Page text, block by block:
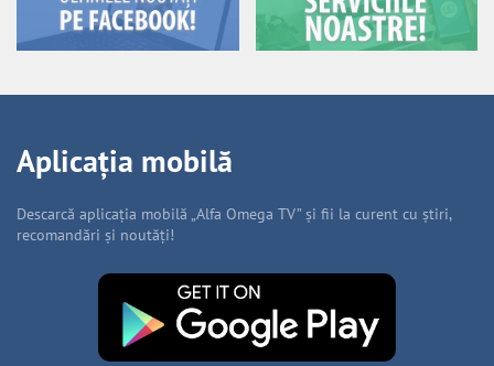
Aplicația mobilă
Descarcă aplicația mobilă „Alfa Omega TV” și fii la curent cu știri,
recomandări și noutăți!